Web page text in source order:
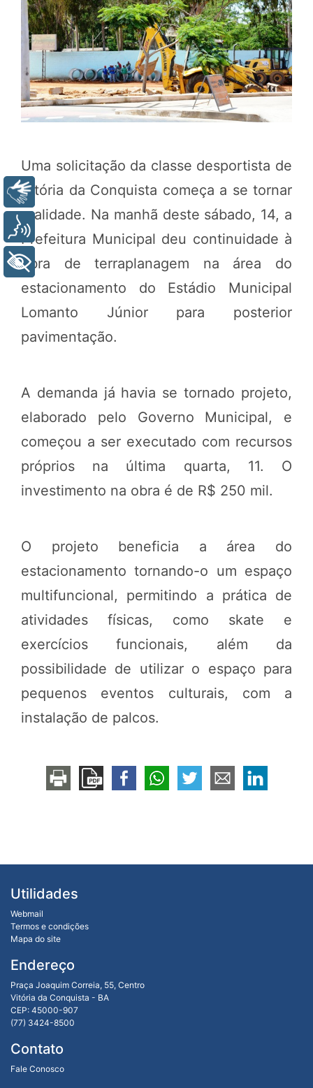
Uma solicitação da classe desportista de
Vitória da Conquista começa a se tornar
realidade. Na manhã deste sábado, 14, a
Prefeitura Municipal deu continuidade à
obra de terraplanagem na área do
estacionamento do Estádio Municipal
Lomanto Júnior para posterior
pavimentação.
A demanda já havia se tornado projeto,
elaborado pelo Governo Municipal, e
começou a ser executado com recursos
próprios na última quarta, 11. O
investimento na obra é de R$ 250 mil.
O projeto beneficia a área do
estacionamento tornando-o um espaço
multifuncional, permitindo a prática de
atividades físicas, como skate e
exercícios funcionais, além da
possibilidade de utilizar o espaço para
pequenos eventos culturais, com a
instalação de palcos.
Utilidades
Webmail
Termos e condições
Mapa do site
Endereço
Praça Joaquim Correia, 55, Centro
Vitória da Conquista - BA
CEP: 45000-907
(77) 3424-8500
Contato
Fale Conosco
Libras
+ Acessibilidade